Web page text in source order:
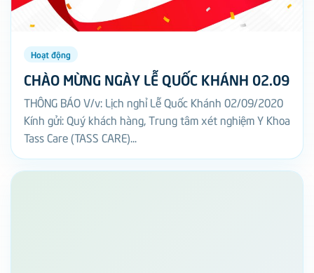
Hoạt động
CHÀO MỪNG NGÀY LỄ QUỐC KHÁNH 02.09
THÔNG BÁO V/v: Lịch nghỉ Lễ Quốc Khánh 02/09/2020
Kính gửi: Quý khách hàng, Trung tâm xét nghiệm Y Khoa
Tass Care (TASS CARE)...